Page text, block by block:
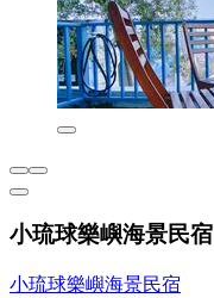
小琉球樂嶼海景民宿
小琉球樂嶼海景民宿